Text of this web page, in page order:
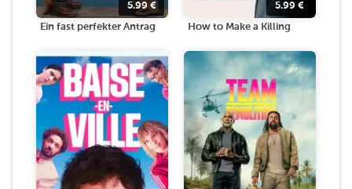
5.99 €
Ein fast perfekter Antrag
5.99 €
How to Make a Killing